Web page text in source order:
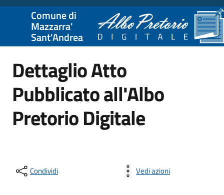
Comune di
Mazzarra'
Sant'Andrea
Dettaglio Atto
Pubblicato all'Albo
Pretorio Digitale
Condividi Vedi azioni